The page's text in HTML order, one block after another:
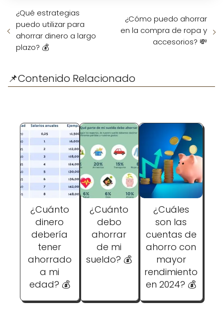
¿Qué estrategias
puedo utilizar para
ahorrar dinero a largo
plazo? 💰
¿Cómo puedo ahorrar
en la compra de ropa y
accesorios? 💸
📌Contenido Relacionado
¿Cuánto
dinero
debería
tener
ahorrado
a mi
edad? 💰
¿Cuánto
debo
ahorrar
de mi
sueldo? 💰
¿Cuáles
son las
cuentas de
ahorro con
mayor
rendimiento
en 2024? 💰